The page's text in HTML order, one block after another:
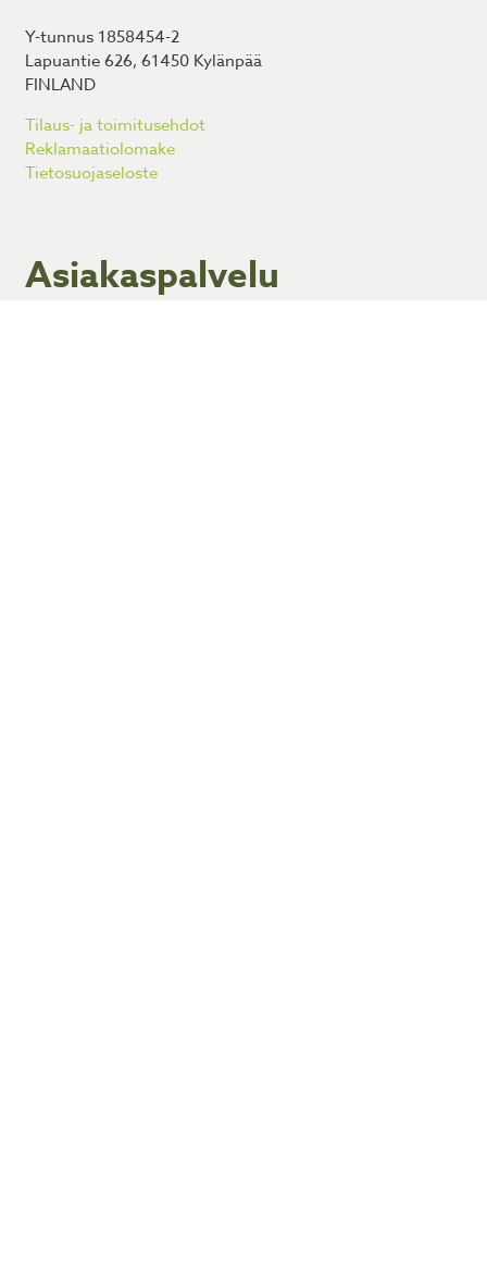
Y-tunnus 1858454-2
Lapuantie 626, 61450 Kylänpää
FINLAND
Tilaus- ja toimitusehdot
Reklamaatiolomake
Tietosuojaseloste
Asiakaspalvelu